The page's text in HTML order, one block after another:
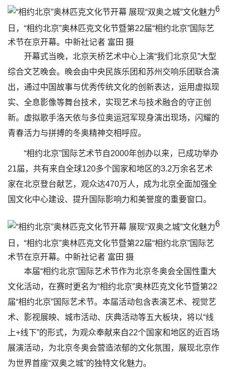
6
日，“相约北京”奥林匹克文化节暨第22届“相约北京”国际艺
术节在京开幕。中新社记者 富田 摄
开幕式当晚，北京天桥艺术中心上演“我们北京见”大型
综合文艺晚会。晚会由中央民族乐团和苏州交响乐团联合演
出，通过中国故事与优秀传统文化的创新表达，运用虚拟现
实、全息影像等舞台技术，实现艺术与技术融合的守正创
新。虚拟歌手洛天依与多位奥运冠军现身演出现场，闪耀的
青春活力与拼搏的冬奥精神交相呼应。
“相约北京”国际艺术节自2000年创办以来，已成功举办
21届，共有来自全球120多个国家和地区的3.2万余名艺术
家在北京登台献艺，观众达470万人，成为北京全面加强全
国文化中心建设、提升国际影响力和美誉度的重要窗口。
6
日，“相约北京”奥林匹克文化节暨第22届“相约北京”国际艺
术节在京开幕。中新社记者 富田 摄
本届“相约北京”国际艺术节作为北京冬奥会全国性重大
文化活动，在赛时更名为“相约北京”奥林匹克文化节暨第22
届“相约北京”国际艺术节。本届活动包含表演艺术、视觉艺
术、影视展映、城市活动、庆典活动等五大板块，将以“线
上+线下”的形式，为观众奉献来自22个国家和地区的近百场
展演活动，为北京冬奥会营造浓郁的文化氛围，展现北京作
为世界首座“双奥之城”的独特文化魅力。